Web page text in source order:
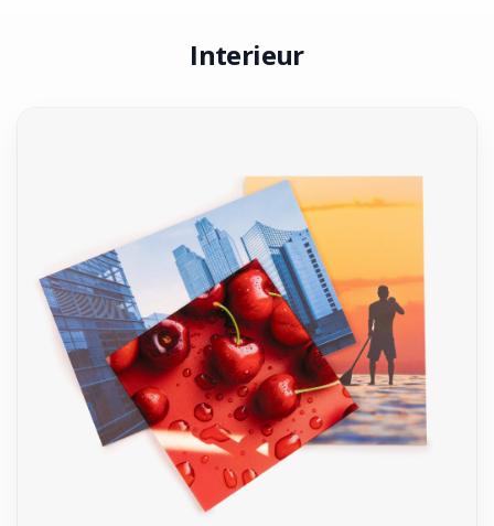
Interieur